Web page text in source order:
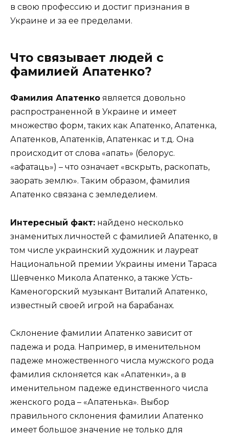
в свою профессию и достиг признания в
Украине и за ее пределами.
Что связывает людей с
фамилией Апатенко?
Фамилия Апатенко является довольно
распространенной в Украине и имеет
множество форм, таких как Апатенко, Апатенка,
Апатенков, Апатенків, Апатенкас и т.д. Она
происходит от слова «апать» (белорус.
«афатаць») – что означает «вскрыть, раскопать,
заорать землю». Таким образом, фамилия
Апатенко связана с земледелием.
Интересный факт: найдено несколько
знаменитых личностей с фамилией Апатенко, в
том числе украинский художник и лауреат
Национальной премии Украины имени Тараса
Шевченко Микола Апатенко, а также Усть-
Каменогорский музыкант Виталий Апатенко,
известный своей игрой на барабанах.
Склонение фамилии Апатенко зависит от
падежа и рода. Например, в именительном
падеже множественного числа мужского рода
фамилия склоняется как «Апатенки», а в
именительном падеже единственного числа
женского рода – «Апатенька». Выбор
правильного склонения фамилии Апатенко
имеет большое значение не только для